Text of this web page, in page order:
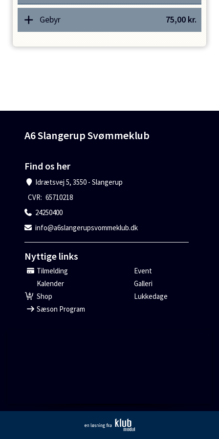
Gebyr 75,00 kr.
A6 Slangerup Svømmeklub
Find os her
Idrætsvej 5, 3550 - Slangerup
CVR: 65710218
24250400
info@a6slangerupsvommeklub.dk
Nyttige links
Tilmelding
Event
Kalender
Galleri
Shop
Lukkedage
Sæson Program